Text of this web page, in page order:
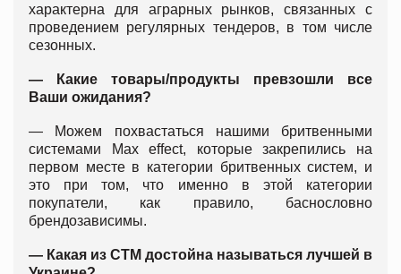
характерна для аграрных рынков, связанных с
проведением регулярных тендеров, в том числе
сезонных.
— Какие товары/продукты превзошли все
Ваши ожидания?
— Можем похвастаться нашими бритвенными
системами Max effect, которые закрепились на
первом месте в категории бритвенных систем, и
это при том, что именно в этой категории
покупатели, как правило, баснословно
брендозависимы.
— Какая из СТМ достойна называться лучшей в